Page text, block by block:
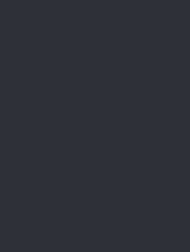
z budżetu państwa